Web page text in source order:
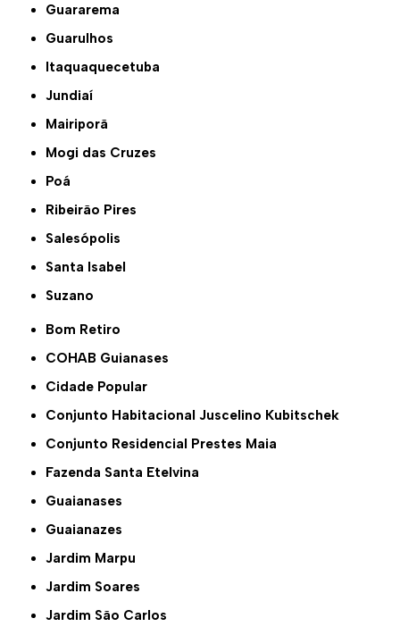
Guararema
Guarulhos
Itaquaquecetuba
Jundiaí
Mairiporã
Mogi das Cruzes
Poá
Ribeirão Pires
Salesópolis
Santa Isabel
Suzano
Bom Retiro
COHAB Guianases
Cidade Popular
Conjunto Habitacional Juscelino Kubitschek
Conjunto Residencial Prestes Maia
Fazenda Santa Etelvina
Guaianases
Guaianazes
Jardim Marpu
Jardim Soares
Jardim São Carlos